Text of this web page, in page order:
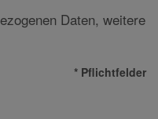
Daten, weitere
* Pflichtfelder